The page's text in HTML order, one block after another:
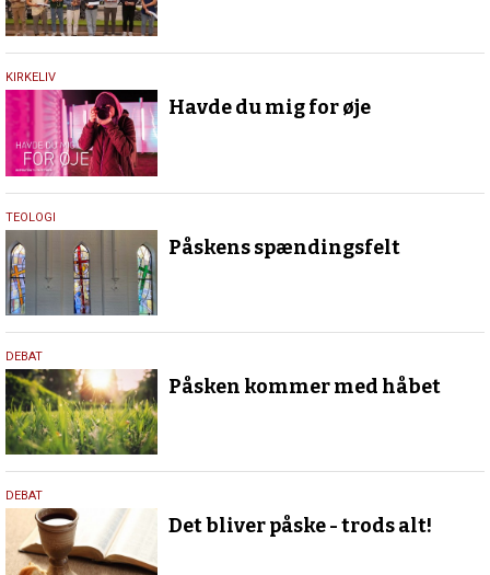
21.
februar
2023
KIRKELIV
Havde du mig for øje
3.
april
2021
TEOLOGI
Påskens spændingsfelt
1.
april
2021
DEBAT
Påsken kommer med håbet
3.
april
2020
DEBAT
Det bliver påske - trods alt!